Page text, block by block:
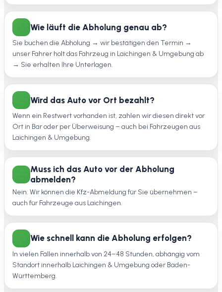
Wie läuft die Abholung genau ab?
Sie buchen die Abholung → wir bestätigen den Termin →
unser Fahrer holt das Fahrzeug in Laichingen & Umgebung ab
→ Sie erhalten Ihre Unterlagen.
Wird das Auto vor Ort bezahlt?
Wenn ein Restwert vorhanden ist, zahlen wir diesen direkt vor
Ort in Bar oder per Überweisung – auch bei Fahrzeugen aus
Laichingen & Umgebung.
Muss ich das Auto vor der Abholung
abmelden?
Nein. Wir können die Kfz-Abmeldung für Sie übernehmen –
auch für Fahrzeuge aus Laichingen.
Wie schnell kann die Abholung erfolgen?
In vielen Fällen innerhalb von 24–48 Stunden, abhängig vom
Standort innerhalb Laichingen & Umgebung oder Baden-
Württemberg.